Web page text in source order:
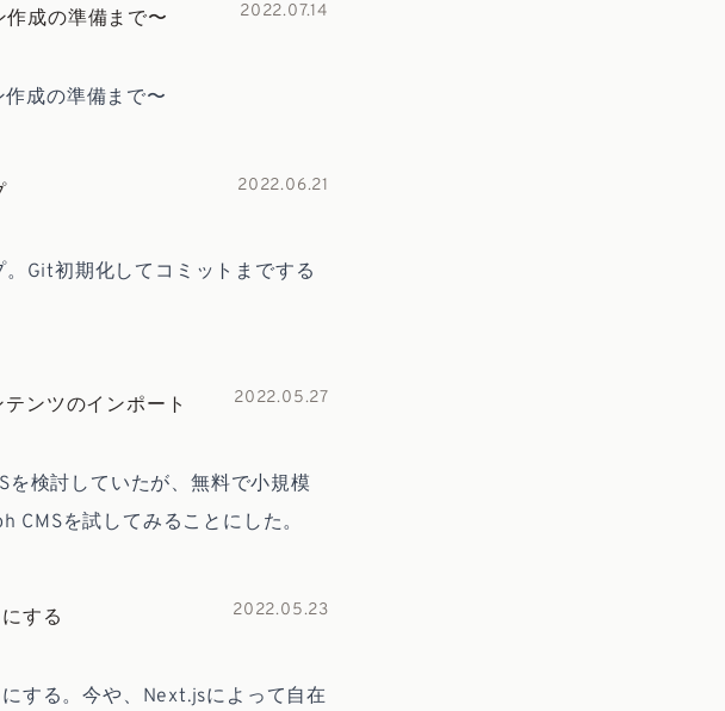
成の準備まで〜
2022.07.14
成の準備まで〜
2022.06.21
Git初期化してコミットまでする
ンツのインポート 2022.05.27
を検討していたが、無料で小規模
CMSを試してみることにした。
する 2022.05.23
する。今や、Next.jsによって自在